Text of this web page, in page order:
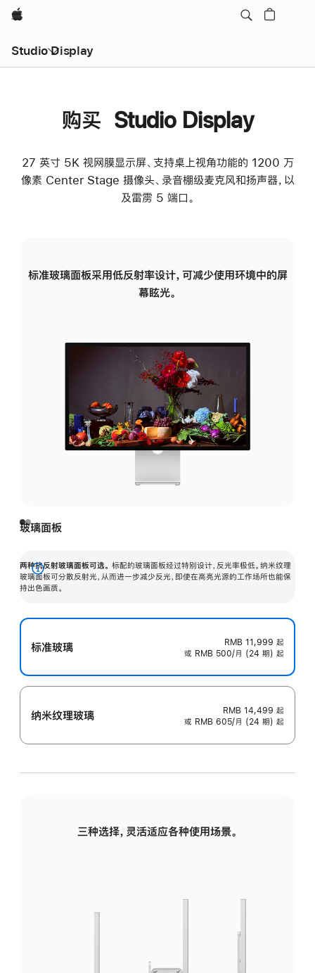
Apple
Studio Display
购买 Studio Display
27 英寸 5K 视网膜显示屏、支持桌上视角功能的 1200 万
像素 Center Stage 摄像头、录音棚级麦克风和扬声器，以
及雷雳 5 端口。
标准玻璃面板采用低反射率设计，可减少使用环境中的屏
幕眩光。
玻璃面板
两种抗反射玻璃面板可选。 标配的玻璃面板经过特别设计，反光率极低。纳米纹理
玻璃面板可分散反射光，从而进一步减少反光，即使在高亮光源的工作场所也能保
持出色画质。
展
开
标准玻璃 RMB 11,999 起
或 RMB 500/月 (24 期) 起
纳米纹理玻璃 RMB 14,499 起
或 RMB 605/月 (24 期) 起
三种选择，灵活适应各种使用场景。